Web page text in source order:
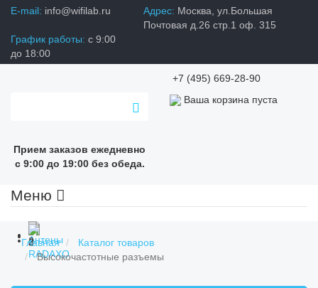
E-mail: info@wifilab.ru Адрес: Москва, ул.Большая
Почтовая д.26 стр.1 оф. 315
График работы: с 9:00
до 18:00
+7 (495) 669-28-90
Прием заказов ежедневно
с 9:00 до 19:00 без обеда.
Ваша корзина пуста
Меню
Главная
Каталог товаров
Высокочастотные разъемы